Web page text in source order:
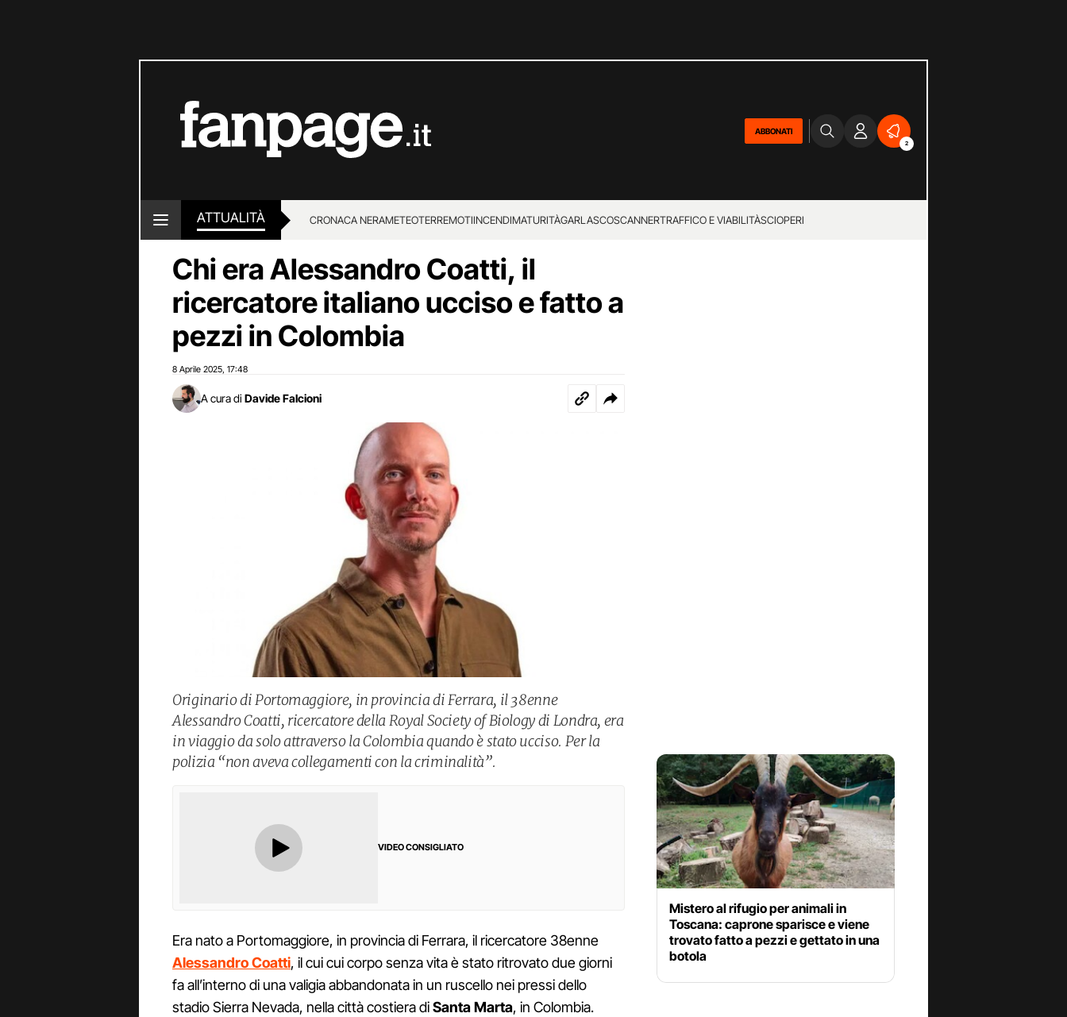
ABBONATI
2
ATTUALITÀ CRONACA NERAMETEOTERREMOTIINCENDIMATURITÀGARLASCOSCANNERTRAFFICO E VIABILITÀSCIOPERI
LOTTO E SUPERENALOTTO
Chi era Alessandro Coatti, il
ricercatore italiano ucciso e fatto a
pezzi in Colombia
8 Aprile 2025 17:48
A cura di Davide Falcioni
Originario di Portomaggiore, in provincia di Ferrara, il 38enne
Alessandro Coatti, ricercatore della Royal Society of Biology di Londra, era
in viaggio da solo attraverso la Colombia quando è stato ucciso. Per la
polizia “non aveva collegamenti con la criminalità”.
VIDEO CONSIGLIATO
Era nato a Portomaggiore, in provincia di Ferrara, il ricercatore 38enne
Alessandro Coatti, il cui cui corpo senza vita è stato ritrovato due giorni
fa all’interno di una valigia abbandonata in un ruscello nei pressi dello
stadio Sierra Nevada, nella città costiera diSanta Marta, in Colombia.
Mistero al rifugio per animali in
Toscana: caprone sparisce e viene
trovato fatto a pezzi e gettato in una
botola